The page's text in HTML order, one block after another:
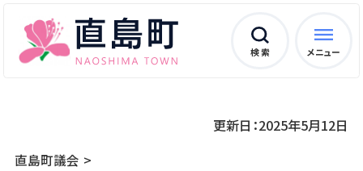
検 索 メニュー
直島町議会
更新日：2025年5月12日